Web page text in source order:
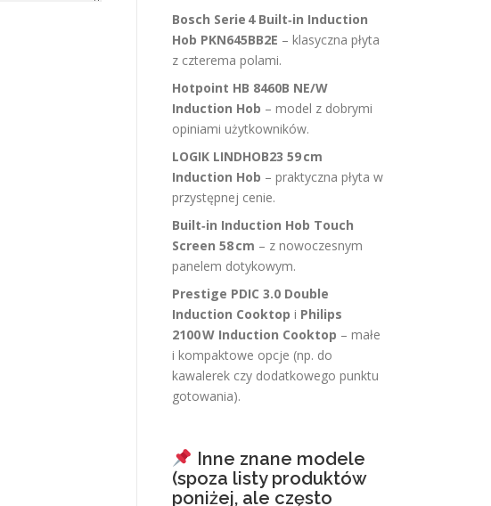
Bosch Serie 4 Built‑in Induction
Hob PKN645BB2E – klasyczna płyta
z czterema polami.
Hotpoint HB 8460B NE/W
Induction Hob – model z dobrymi
opiniami użytkowników.
LOGIK LINDHOB23 59 cm
Induction Hob – praktyczna płyta w
przystępnej cenie.
Built‑in Induction Hob Touch
Screen 58 cm – z nowoczesnym
panelem dotykowym.
Prestige PDIC 3.0 Double
Induction Cooktop i Philips
2100 W Induction Cooktop – małe
i kompaktowe opcje (np. do
kawalerek czy dodatkowego punktu
gotowania).
Inne znane modele
(spoza listy produktów
poniżej, ale często